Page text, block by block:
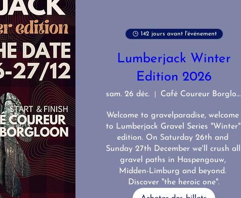
142 jours avant l'événement
Lumberjack Winter
Edition 2026
sam. 26 déc. Café Coureur Borgloon
Welcome to gravelparadise, welcome
to Lumberjack Gravel Series "Winter"
edition. On Saturday 26th and
Sunday 27th December we'll crush all
gravel paths in Haspengouw,
Midden-Limburg and beyond.
Discover "the heroic one".